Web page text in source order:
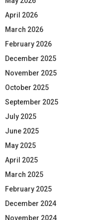
April 2026
March 2026
February 2026
December 2025
November 2025
October 2025
September 2025
July 2025
June 2025
May 2025
April 2025
March 2025
February 2025
December 2024
November 2024